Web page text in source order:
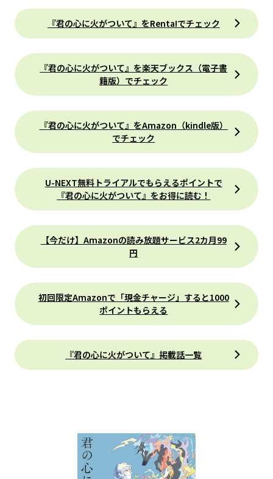
『君の心に火がついて』をRenta!でチェック
『君の心に火がついて』を楽天ブックス（電子書
籍版）でチェック
『君の心に火がついて』をAmazon（kindle版）
でチェック
U-NEXT無料トライアルでもらえるポイントで
『君の心に火がついて』をお得に読む！
【今だけ】Amazonの読み放題サービス2カ月99
円
初回限定Amazonで「現金チャージ」すると1000
ポイントもらえる
『君の心に火がついて』掲載話一覧